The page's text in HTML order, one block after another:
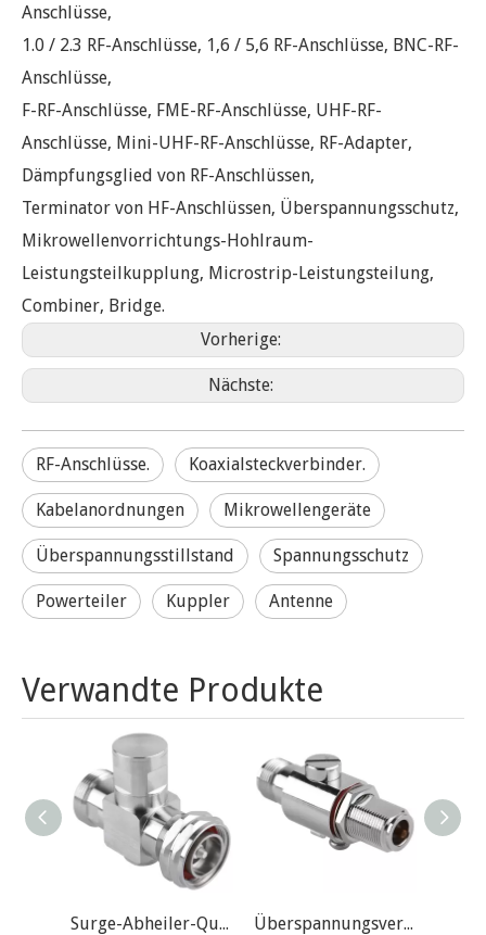
Anschlüsse,
1.0 / 2.3 RF-Anschlüsse, 1,6 / 5,6 RF-Anschlüsse, BNC-RF-
Anschlüsse,
F-RF-Anschlüsse, FME-RF-Anschlüsse, UHF-RF-
Anschlüsse, Mini-UHF-RF-Anschlüsse, RF-Adapter,
Dämpfungsglied von RF-Anschlüssen,
Terminator von HF-Anschlüssen, Überspannungsschutz,
Mikrowellenvorrichtungs-Hohlraum-
Leistungsteilkupplung, Microstrip-Leistungsteilung,
Combiner, Bridge.
Vorherige:
Nächste:
RF-Anschlüsse. Koaxialsteckverbinder.
Kabelanordnungen Mikrowellengeräte
Überspannungsstillstand Spannungsschutz
Powerteiler Kuppler Antenne
Verwandte Produkte
Surge-Abheiler-Quartierwelle für Mikrowelle -Din Mann zu weiblich Überspannungsverhaftungsgasrohr für die Mikrowelle -n männlich zu weiblichen Schott